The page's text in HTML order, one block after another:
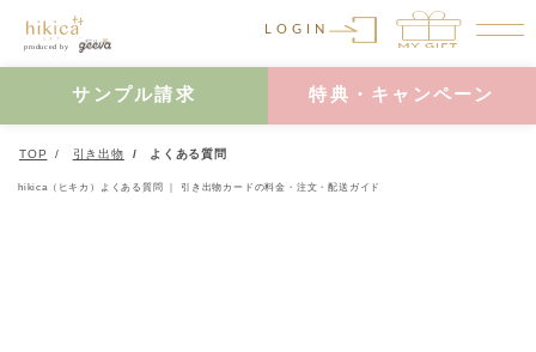
LOGIN
サンプル請求 特典・キャンペーン
TOP 引き出物 よくある質問
hikica（ヒキカ）よくある質問 ｜ 引き出物カードの料金・注文・配送ガイド